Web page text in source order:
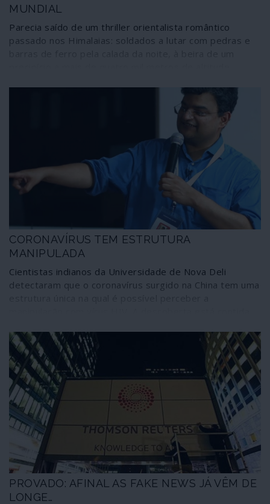
MUNDIAL
Parecia saído de um thriller orientalista romântico
passado nos Himalaias: soldados a lutar com pedras e
CORONAVÍRUS TEM ESTRUTURA
MANIPULADA
Cientistas indianos da Universidade de Nova Deli
detectaram que o coronavírus surgido na China tem uma
cientistas – das investigações que efectuaram sobre o
2019-nCoV. Entretanto, outros especialistas recordam
que o tratamento com medicamentos contra o HIV de
doentes vítimas da epidemia na China tem registado
alguns êxitos. Apesar dos condicionalismos existentes
ainda em torno da investigação indiana, mas tendo a
certeza de que o assunto não cabe na comunicação
social corporativa, O Lado Oculto faz eco desta
informação para que seja integrada no quadro dos
dados a reter sobre o grande e necessário debate em
torno do 2019-nCoV como eventual criação humana.
PROVADO: AFINAL AS FAKE NEWS JÁ VÊM DE
LONGE…